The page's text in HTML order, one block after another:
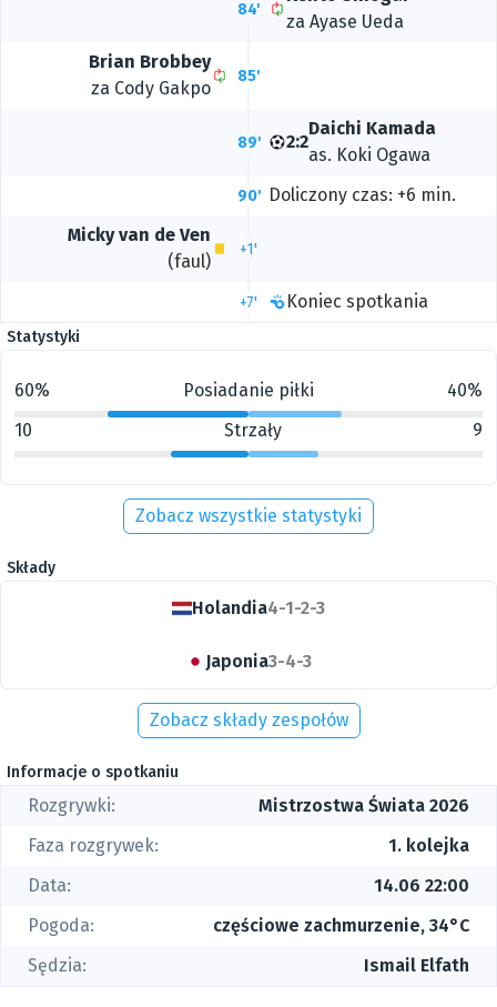
84'
za Ayase Ueda
Brian Brobbey
za Cody Gakpo
85'
89' 2:2
Daichi Kamada
as. Koki Ogawa
90' Doliczony czas: +6 min.
Micky van de Ven
(faul)
+1'
+7' Koniec spotkania
Statystyki
60% Posiadanie piłki
40%
10
Strzały 9
Zobacz wszystkie statystyki
Składy
Holandia4-1-2-3
Japonia3-4-3
Zobacz składy zespołów
Informacje o spotkaniu
Rozgrywki:
Mistrzostwa Świata 2026
Faza rozgrywek:
1. kolejka
Data:
14.06 22:00
Pogoda:
częściowe zachmurzenie, 34°C
Sędzia:
Ismail Elfath